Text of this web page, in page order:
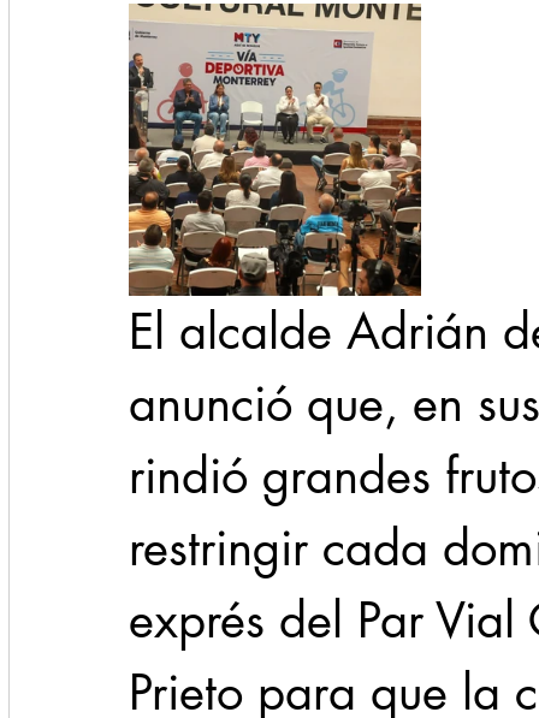
El alcalde Adrián
anunció que, en
rindió grandes
restringir cada
exprés del Par
Prieto para que la